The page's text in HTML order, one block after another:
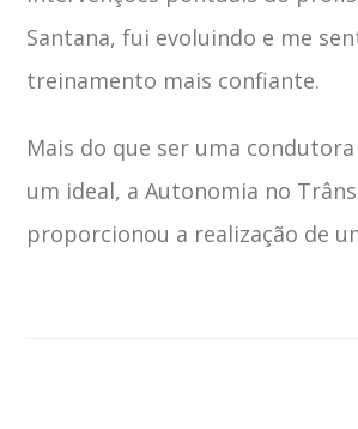
Santana, fui evoluindo e me
treinamento mais confiante.
Mais do que ser uma
um ideal, a Autonomia no
proporcionou a realização de